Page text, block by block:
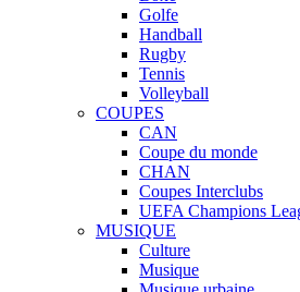
Golfe
Handball
Rugby
Tennis
Volleyball
COUPES
CAN
Coupe du monde
CHAN
Coupes Interclubs
UEFA Champions
MUSIQUE
Culture
Musique